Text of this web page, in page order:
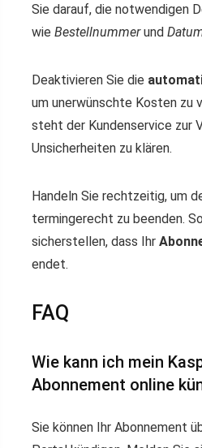
Sie darauf, die notwendigen
wie Bestellnummerund
Deaktivieren Sie die
um unerwünschte Kosten zu
steht der Kundenservice zur
Unsicherheiten zu klären.
Handeln Sie rechtzeitig, um
termingerecht zu beenden.
sicherstellen, dass Ihr
endet.
FAQ
Wie kann ich mein
Abonnement online
Sie können Ihr Abonnement